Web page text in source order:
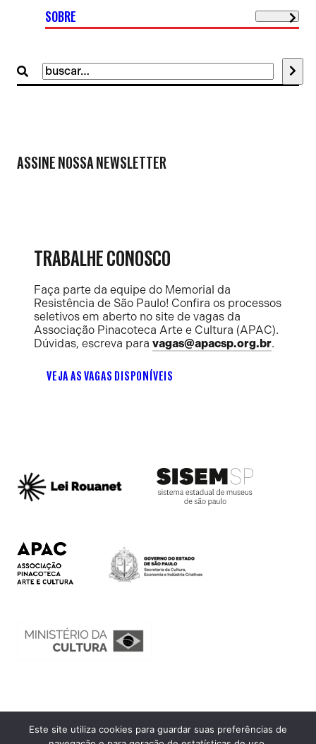
Buscar
por:
SOBRE
ASSINE NOSSA NEWSLETTER
TRABALHE CONOSCO
Faça parte da equipe do Memorial da
Resistência de São Paulo! Confira os processos
seletivos em aberto no site de vagas da
Associação Pinacoteca Arte e Cultura (APAC).
Dúvidas, escreva para vagas@apacsp.org.br.
VEJA AS VAGAS DISPONÍVEIS
Ouvidoria
Este site utiliza cookies para guardar suas preferências de